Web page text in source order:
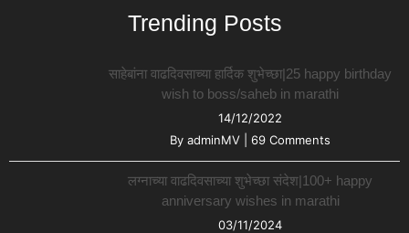
Trending Posts
साहेबांना वाढदिवसाच्या हार्दिक शुभेच्छा|25 happy birthday
wish to boss/saheb in marathi
14/12/2022
By adminMV 69 Comments
लग्नाच्या वाढदिवसाच्या शुभेच्छा संदेश|100+ happy
anniversary wishes in marathi
03/11/2024